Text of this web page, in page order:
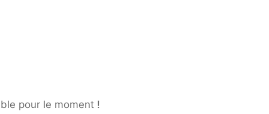
pour le moment !